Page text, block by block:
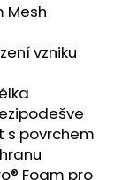
Mesh
vzniku
s povrchem
Foam pro